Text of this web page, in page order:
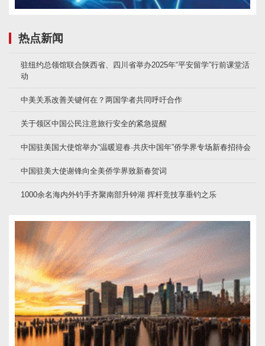
热点新闻
驻纽约总领馆联合陕西省、四川省举办2025年“平安留学”行前课堂活
动
中美关系改善关键何在？两国学者共同呼吁合作
关于领区中国公民注意旅行安全的紧急提醒
中国驻美国大使馆举办“温暖迎春·共庆中国年”侨学界专场新春招待会
中国驻美大使谢锋向全美侨学界致新春贺词
1000余名海内外钓手齐聚南部升钟湖 挥杆竞技享垂钓之乐